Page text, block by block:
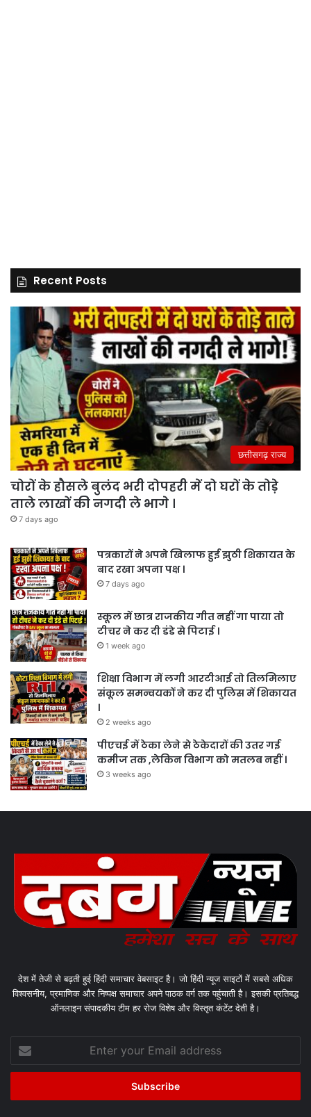
Recent Posts
छत्तीसगढ़ राज्य
चोरों के हौसले बुलंद भरी दोपहरी में दो घरों के तोड़े
ताले लाखों की नगदी ले भागे ।
7 days ago
पत्रकारों ने अपने खिलाफ हुई झुठी शिकायत के
बाद रखा अपना पक्ष ।
7 days ago
स्कूल में छात्र राजकीय गीत नहीं गा पाया तो
टीचर ने कर दी डंडे से पिटाई ।
1 week ago
शिक्षा विभाग में लगी आरटीआई तो तिलमिलाए
संकूल समन्वयकों ने कर दी पुलिस में शिकायत
।
2 weeks ago
पीएचई में ठेका लेने से ठेकेदारों की उतर गई
कमीज तक ,लेकिन विभाग को मतलब नहीं ।
3 weeks ago
देश में तेजी से बढ़ती हुई हिंदी समाचार वेबसाइट है। जो हिंदी न्यूज साइटों में सबसे अधिक
विश्वसनीय, प्रमाणिक और निष्पक्ष समाचार अपने पाठक वर्ग तक पहुंचाती है। इसकी प्रतिबद्ध
ऑनलाइन संपादकीय टीम हर रोज विशेष और विस्तृत कंटेंट देती है।
your
Email